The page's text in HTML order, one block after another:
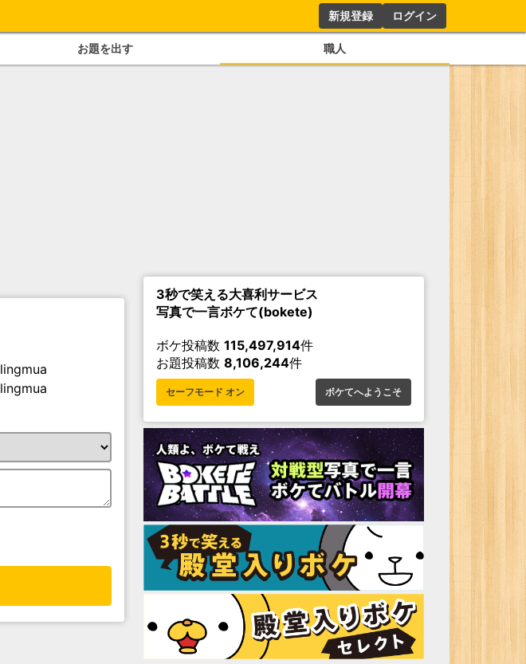
新規登録 ログイン
お題を出す 職人
lingmua
lingmua
3秒で笑える大喜利サービス
写真で一言ボケて(bokete)
ボケ投稿数 115,497,914件
お題投稿数 8,106,244件
セーフモード オン ボケてへようこそ